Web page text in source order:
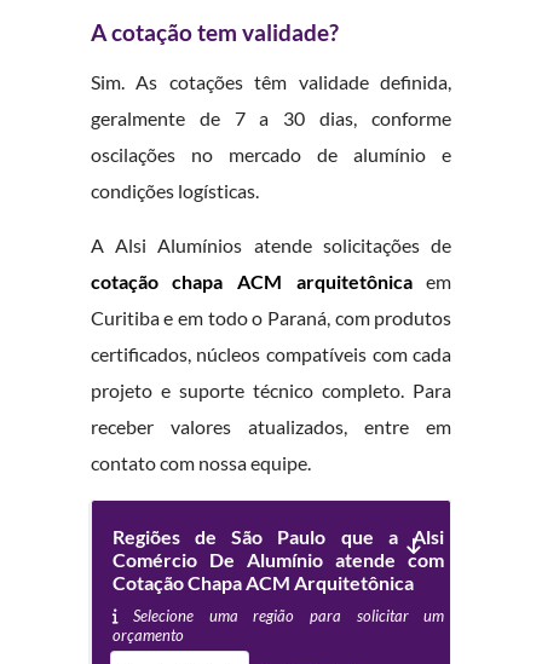
A cotação tem validade?
Sim. As cotações têm validade definida,
geralmente de 7 a 30 dias, conforme
oscilações no mercado de alumínio e
condições logísticas.
A Alsi Alumínios atende solicitações de
cotação chapa ACM arquitetônicaem
Curitiba e em todo o Paraná, com produtos
certificados, núcleos compatíveis com cada
projeto e suporte técnico completo. Para
receber valores atualizados, entre em
contato com nossa equipe.
Regiões de São Paulo que a Alsi
Comércio De Alumínio atende com
Cotação Chapa ACM Arquitetônica
Selecione uma região para solicitar um
orçamento